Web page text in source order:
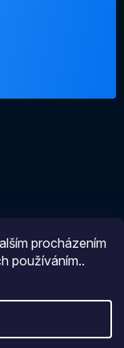
procházením
používáním..